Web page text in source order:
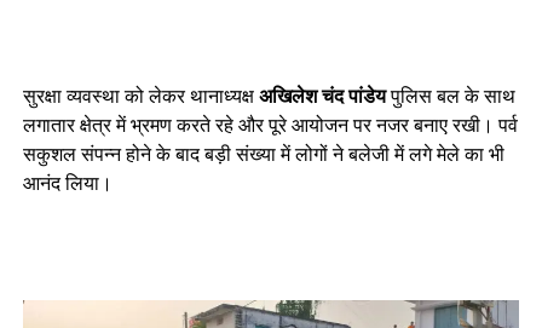
सुरक्षा व्यवस्था को लेकर थानाध्यक्षअखिलेश चंद पांडेयपुलिस बल के साथ
लगातार क्षेत्र में भ्रमण करते रहे और पूरे आयोजन पर नजर बनाए रखी। पर्व
सकुशल संपन्न होने के बाद बड़ी संख्या में लोगों ने बलेजी में लगे मेले का भी
आनंद लिया।